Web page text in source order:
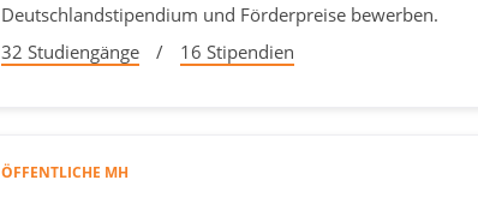
Deutschlandstipendium und Förderpreise bewerben.
32 Studiengänge
/ 16 Stipendien
ÖFFENTLICHE MH